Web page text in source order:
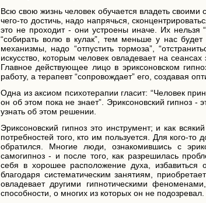
Всю свою жизнь человек обучается владеть
чего-то достичь, надо напрячься,
это не проходит - они устроены иначе. Их нельзя
“собирать волю в кулак”, тем меньше у нас будет
механизмы, надо “отпустить тормоза”,
искусство, которым человек овладевает на
Главное действующее лицо в эриксоновском
работу, а терапевт “сопровождает” его, создавая
Одна из аксиом психотерапии гласит: “Человек
он об этом пока не знает”. Эриксоновский гипноз
узнать об этом решении.
Эриксоновский гипноз это инструмент; и как
потребностей того, кто им пользуется. Для кого-то
обратился. Многие люди, ознакомившись с
самогипноз - и после того, как разрешилась
себя в хорошее расположение духа,
благодаря систематическим занятиям,
овладевает другими гипнотическими
способности, о многих из которых он не подозревал.